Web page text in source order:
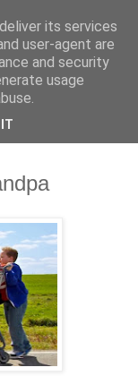
its services
user-agent are
and security
usage